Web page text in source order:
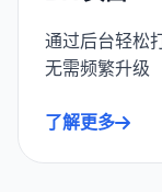
通过后台轻松
无需频繁升级
了解更多